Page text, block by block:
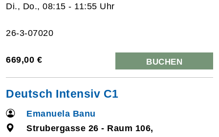
Di., Do., 08:15 - 11:55 Uhr
26-3-07020
669,00 € BUCHEN
Deutsch Intensiv C1
Emanuela Banu
Strubergasse 26 - Raum 106,